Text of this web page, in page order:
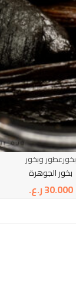
بخورعطور وبخور
بخور الجوهرة
30.000ر.ع.